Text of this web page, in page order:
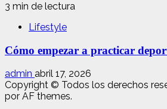
3 min de lectura
Lifestyle
Cómo empezar a practicar
admin abril 17, 2026
Copyright © Todos los derechos
por AF themes.